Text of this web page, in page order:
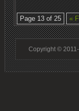
Page 13 of 25 «
Copyright ©